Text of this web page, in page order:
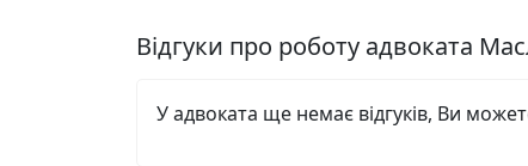
Відгуки про роботу адвоката
У адвоката ще немає відгуків, Ви